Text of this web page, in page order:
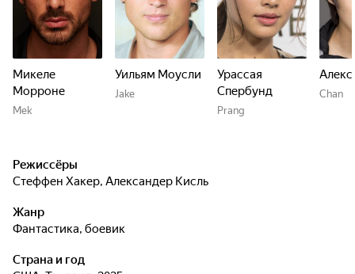
Микеле
Морроне
Mek
Уильям Моусли
Jake
Урассая
Спербунд
Prang
Chan
Режиссёры
Стеффен Хакер, Александер Кисль
Жанр
фантастика, боевик
Страна и год